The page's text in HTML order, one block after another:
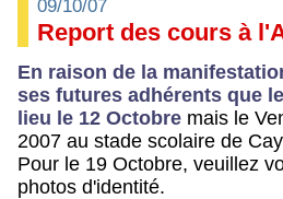
09/10/07
Report des cours à
En raison de la
ses futures adhérents que
lieu le 12 Octobre mais le
2007 au stade scolaire de
Pour le 19 Octobre, veuillez
photos d'identité.